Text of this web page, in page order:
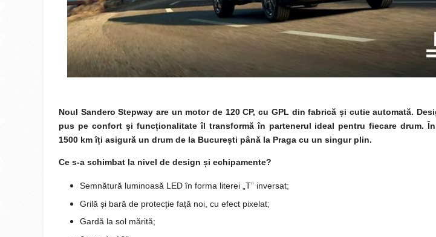
Noul Sandero Stepway are un motor de 120 CP, cu GPL din fabrică și cutie automată.
pus pe confort și funcționalitate îl transformă în partenerul ideal pentru fiecare drum.
1500 km îți asigură un drum de la București până la Praga cu un singur plin.
Ce s-a schimbat la nivel de design și echipamente?
Semnătură luminoasă LED în forma literei „T” inversat;
Grilă și bară de protecție față noi, cu efect pixelat;
Gardă la sol mărită;